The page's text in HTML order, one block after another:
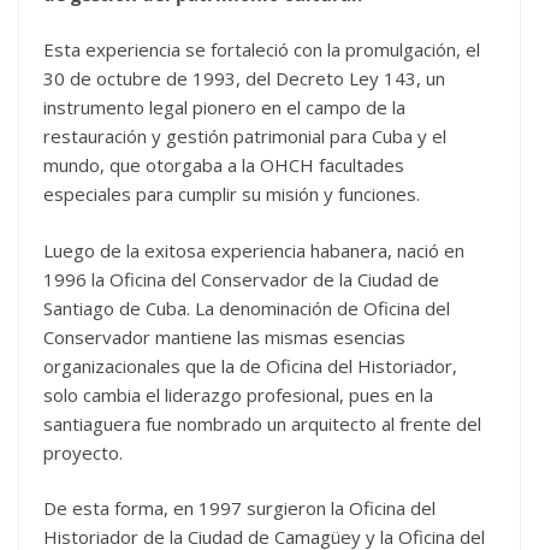
Esta experiencia se fortaleció con la promulgación, el
30 de octubre de 1993, del Decreto Ley 143, un
instrumento legal pionero en el campo de la
restauración y gestión patrimonial para Cuba y el
mundo, que otorgaba a la OHCH facultades
especiales para cumplir su misión y funciones.
Luego de la exitosa experiencia habanera, nació en
1996 la Oficina del Conservador de la Ciudad de
Santiago de Cuba. La denominación de Oficina del
Conservador mantiene las mismas esencias
organizacionales que la de Oficina del Historiador,
solo cambia el liderazgo profesional, pues en la
santiaguera fue nombrado un arquitecto al frente del
proyecto.
De esta forma, en 1997 surgieron la Oficina del
Historiador de la Ciudad de Camagüey y la Oficina del